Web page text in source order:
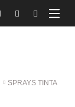
SPRAYS TINTA